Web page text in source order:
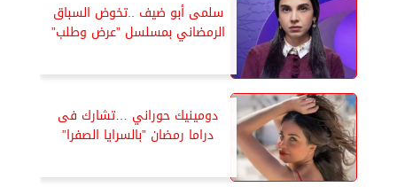
سلمى أبو ضيف ..تخوض السباق
الرمضاني بمسلسل ”عرض وطلب”
دومينيك حوراني …تشارك فى
دراما رمضان ”بالسرايا الصفرا”